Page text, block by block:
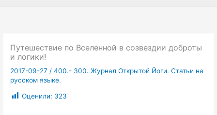
Путешествие по Вселенной в созвездии доброты
и логики!
2017-09-27 /400.- 300. Журнал Открытой Йоги. Статьи на
русском языке.
Оценили: 323